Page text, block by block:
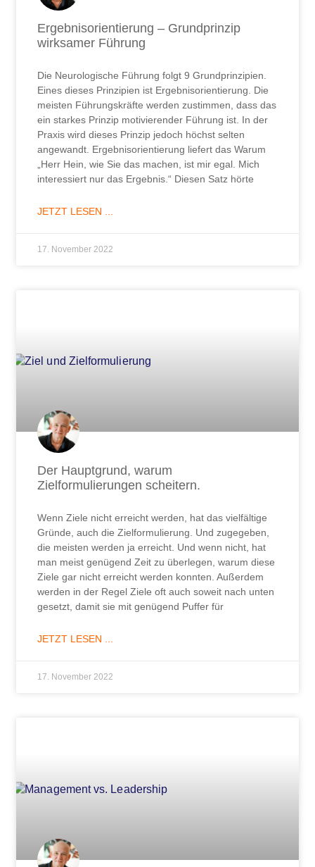
Ergebnisorientierung – Grundprinzip
wirksamer Führung
Die Neurologische Führung folgt 9 Grundprinzipien.
Eines dieses Prinzipien ist Ergebnisorientierung. Die
meisten Führungskräfte werden zustimmen, dass das
ein starkes Prinzip motivierender Führung ist. In der
Praxis wird dieses Prinzip jedoch höchst selten
angewandt. Ergebnisorientierung liefert das Warum
„Herr Hein, wie Sie das machen, ist mir egal. Mich
interessiert nur das Ergebnis.“ Diesen Satz hörte
JETZT LESEN ...
17. November 2022
Der Hauptgrund, warum
Zielformulierungen scheitern.
Wenn Ziele nicht erreicht werden, hat das vielfältige
Gründe, auch die Zielformulierung. Und zugegeben,
die meisten werden ja erreicht. Und wenn nicht, hat
man meist genügend Zeit zu überlegen, warum diese
Ziele gar nicht erreicht werden konnten. Außerdem
werden in der Regel Ziele oft auch soweit nach unten
gesetzt, damit sie mit genügend Puffer für
JETZT LESEN ...
17. November 2022